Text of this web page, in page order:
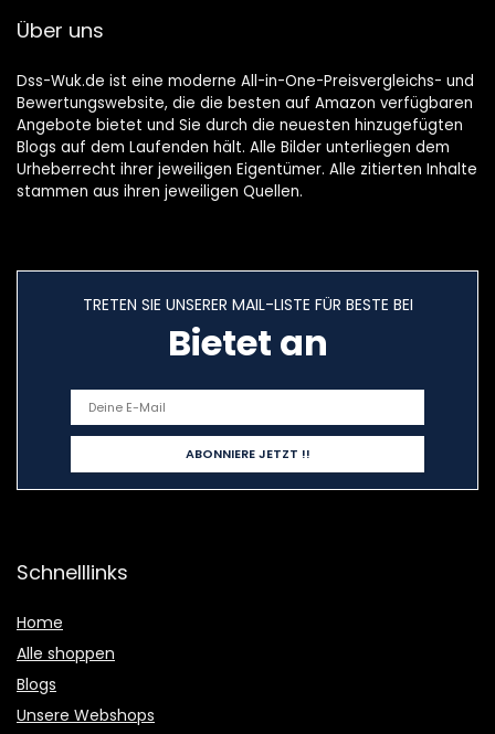
Über uns
Dss-Wuk.de ist eine moderne All-in-One-Preisvergleichs- und
Bewertungswebsite, die die besten auf Amazon verfügbaren
Angebote bietet und Sie durch die neuesten hinzugefügten
Blogs auf dem Laufenden hält. Alle Bilder unterliegen dem
Urheberrecht ihrer jeweiligen Eigentümer. Alle zitierten Inhalte
stammen aus ihren jeweiligen Quellen.
TRETEN SIE UNSERER MAIL-LISTE FÜR BESTE BEI
Bietet an
Schnelllinks
Home
Alle shoppen
Blogs
Unsere Webshops